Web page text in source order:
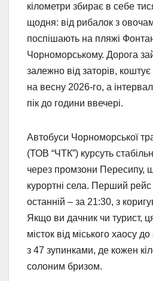
кілометри збирає в себе
щодня: від рибалок з
поспішають на пляжі
Чорноморському. Дорога
залежно від заторів,
на весну 2026-го, а
пік до години ввечері.
Автобуси Чорноморської
(ТОВ “ЧТК”) курсуть
через промзони Пересипу,
курортні села. Перший
останній – за 21:30, з
Якщо ви дачник чи турист,
місток від міського хаосу
з 47 зупинками, де кожен
солоним бризом.